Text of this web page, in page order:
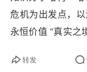
危机为出发点，
永恒价值 “真实之
与精神危机的写
转发